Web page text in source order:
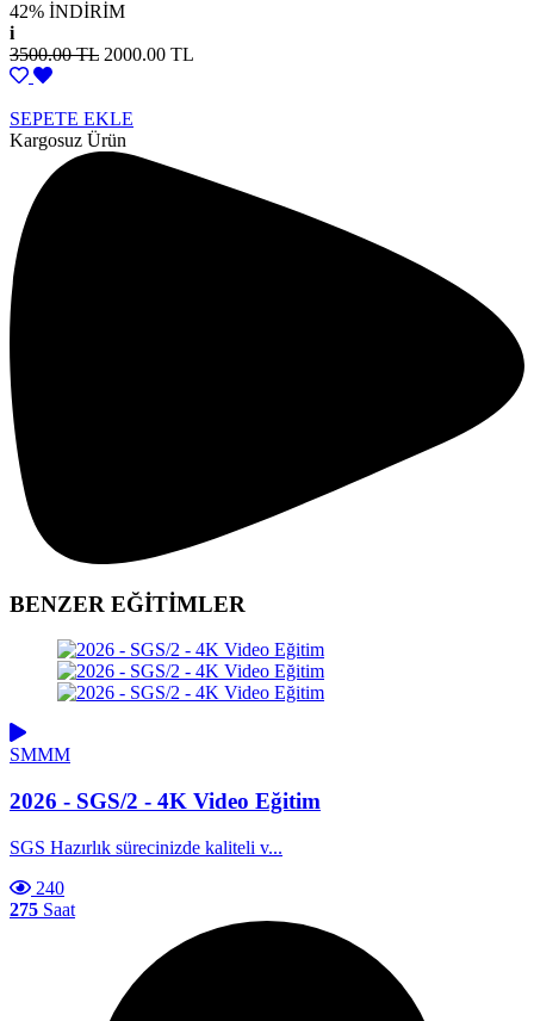
42% İNDİRİM
i
3500.00 TL 2000.00 TL
SEPETE EKLE
Kargosuz Ürün
BENZER EĞİTİMLER
SMMM
2026 - SGS/2 - 4K Video Eğitim
SGS Hazırlık sürecinizde kaliteli v...
240
275 Saat